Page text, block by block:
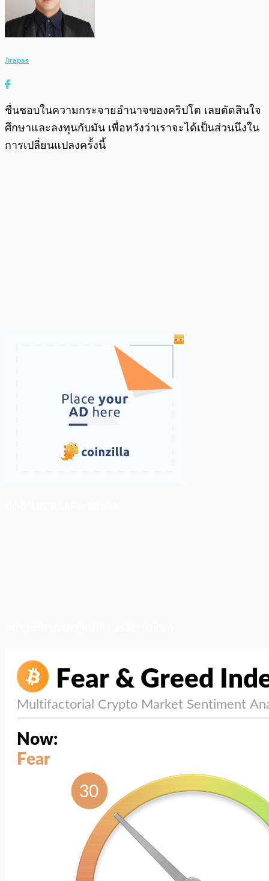
Jirapas
ชื่นชอบในความกระจายอำนาจของคริปโต เลยตัดสินใจ
ศึกษาและลงทุนกับมัน เพื่อหวังว่าเราจะได้เป็นส่วนนึงใน
การเปลี่ยนแปลงครั้งนี้